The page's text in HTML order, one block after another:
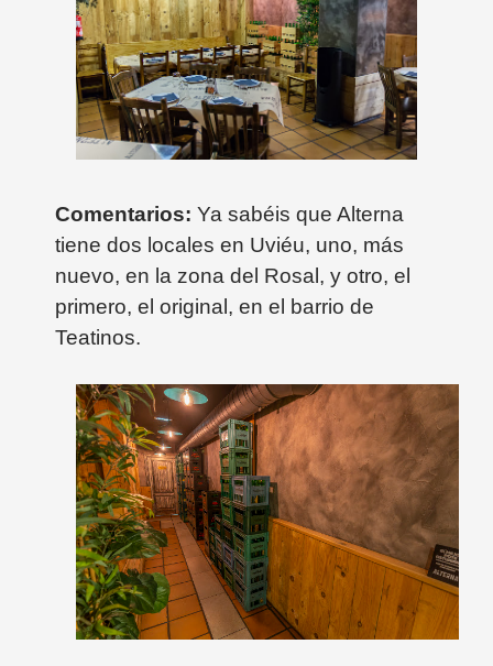
Comentarios: Ya sabéis que Alterna
tiene dos locales en Uviéu, uno, más
nuevo, en la zona del Rosal, y otro, el
primero, el original, en el barrio de
Teatinos.